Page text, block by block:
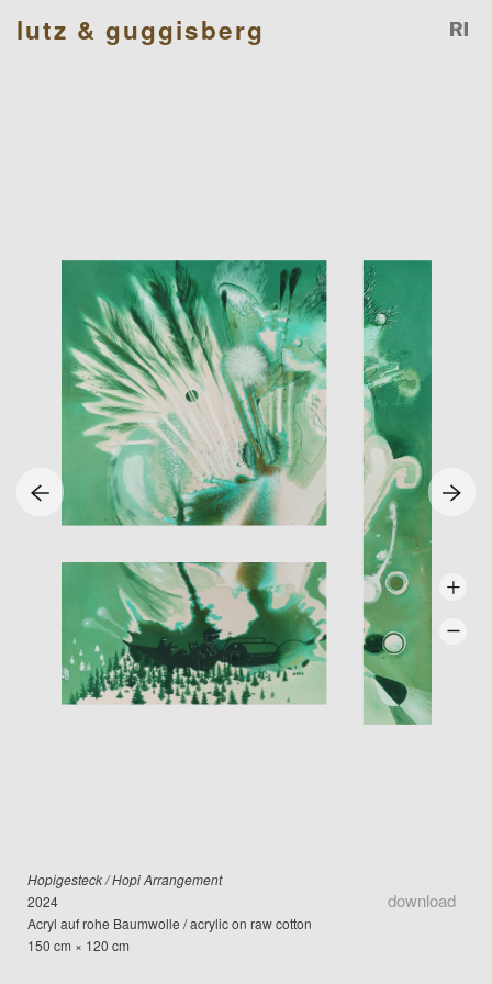
lutz & guggisberg
Hopigesteck / Hopi Arrangement
2024
Acryl auf rohe Baumwolle / acrylic on raw cotton
150 cm × 120 cm
download